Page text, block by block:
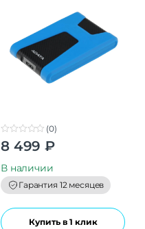
0
o
t
o
f
5
(0)
8 499 ₽
В наличии
Гарантия 12 месяцев
Купить в 1 клик